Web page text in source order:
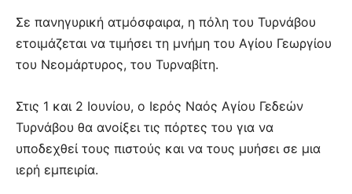
Σε πανηγυρική ατμόσφαιρα, η πόλη του Τυρνάβου
ετοιμάζεται να τιμήσει τη μνήμη του Αγίου Γεωργίου
του Νεομάρτυρος, του Τυρναβίτη.
Στις 1 και 2 Ιουνίου, ο Ιερός Ναός Αγίου Γεδεών
Τυρνάβου θα ανοίξει τις πόρτες του για να
υποδεχθεί τους πιστούς και να τους μυήσει σε μια
ιερή εμπειρία.